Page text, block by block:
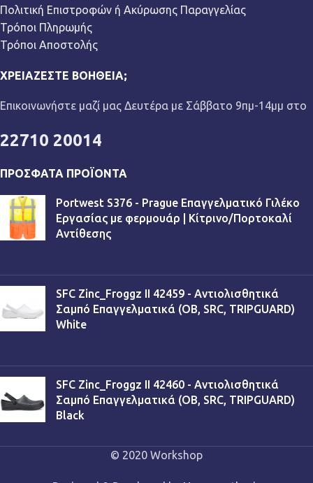
Πολιτική Επιστροφών ή Ακύρωσης Παραγγελίας
Τρόποι Πληρωμής
Τρόποι Αποστολής
ΧΡΕΙΆΖΕΣΤΕ ΒΟΉΘΕΙΑ;
Επικοινωνήστε μαζί μας Δευτέρα με Σάββατο 9πμ-14μμ στο
22710 20014
ΠΡΌΣΦΑΤΑ ΠΡΟΪΌΝΤΑ
Portwest S376 - Prague Επαγγελματικό Γιλέκο
Εργασίας με φερμουάρ | Κίτρινο/Πορτοκαλί
Αντίθεσης
SFC Zinc_Froggz II 42459 - Αντιολισθητικά
Σαμπό Επαγγελματικά (OB, SRC, TRIPGUARD)
White
SFC Zinc_Froggz II 42460 - Αντιολισθητικά
Σαμπό Επαγγελματικά (OB, SRC, TRIPGUARD)
Black
© 2020 Workshop